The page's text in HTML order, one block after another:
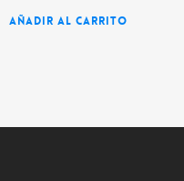
AÑADIR AL CARRITO